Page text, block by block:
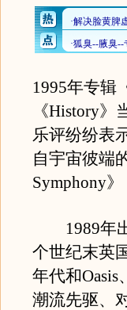
1995年专辑
《History
乐评纷纷表
自宇宙彼端
Symphony》
1989年出
个世纪末英
年代和Oasis
潮流先驱、